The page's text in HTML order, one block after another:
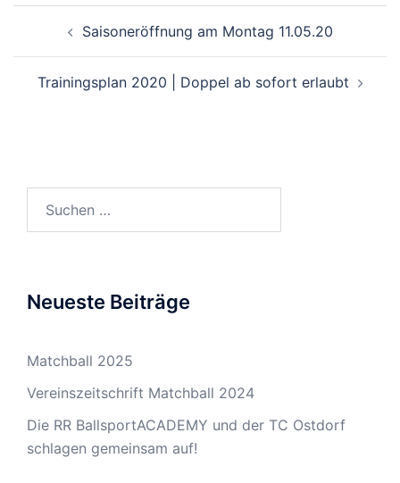
Saisoneröffnung am Montag 11.05.20
Trainingsplan 2020 | Doppel ab sofort erlaubt
Neueste Beiträge
Matchball 2025
Vereinszeitschrift Matchball 2024
Die RR BallsportACADEMY und der TC Ostdorf
schlagen gemeinsam auf!